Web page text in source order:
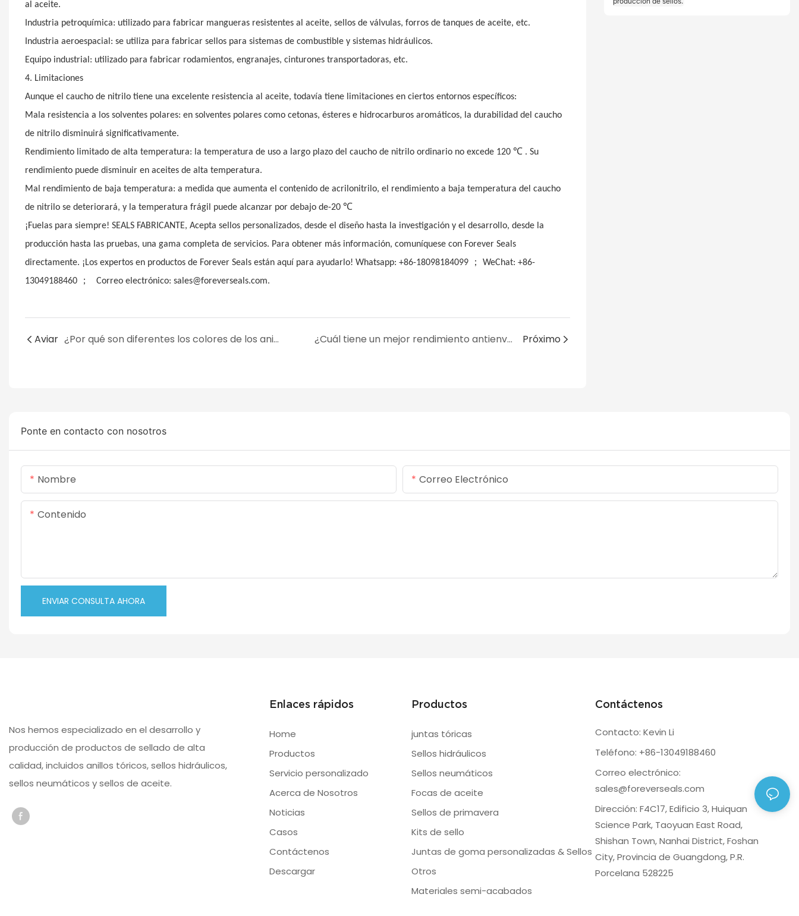
al aceite.
Industria petroquímica: utilizado para fabricar mangueras resistentes al aceite, sellos de válvulas, forros de tanques de aceite, etc.
Industria aeroespacial: se utiliza para fabricar sellos para sistemas de combustible y sistemas hidráulicos.
Equipo industrial: utilizado para fabricar rodamientos, engranajes, cinturones transportadoras, etc.
4. Limitaciones
Aunque el caucho de nitrilo tiene una excelente resistencia al aceite, todavía tiene limitaciones en ciertos entornos específicos:
Mala resistencia a los solventes polares: en solventes polares como cetonas, ésteres e hidrocarburos aromáticos, la durabilidad del caucho
de nitrilo disminuirá significativamente.
Rendimiento limitado de alta temperatura: la temperatura de uso a largo plazo del caucho de nitrilo ordinario no excede 120 ℃ . Su
rendimiento puede disminuir en aceites de alta temperatura.
Mal rendimiento de baja temperatura: a medida que aumenta el contenido de acrilonitrilo, el rendimiento a baja temperatura del caucho
de nitrilo se deteriorará, y la temperatura frágil puede alcanzar por debajo de-20 ℃
¡Fuelas para siempre! SEALS FABRICANTE, Acepta sellos personalizados, desde el diseño hasta la investigación y el desarrollo, desde la
producción hasta las pruebas, una gama completa de servicios. Para obtener más información, comuníquese con Forever Seals
directamente. ¡Los expertos en productos de Forever Seals están aquí para ayudarlo! Whatsapp: +86-18098184099
； WeChat: +86-
13049188460
； Correo electrónico: sales@foreverseals.com.
Aviar ¿Por qué son diferentes los colores de los anillos de sellado? ¿Cuál tiene un mejor rendimiento antienvejecimiento, caucho de perfluoro o caucho de flúor? Próximo
Ponte en contacto con nosotros
Nombre Correo Electrónico
Contenido
ENVIAR CONSULTA AHORA
Nos hemos especializado en el desarrollo y
producción de productos de sellado de alta
calidad, incluidos anillos tóricos, sellos hidráulicos,
sellos neumáticos y sellos de aceite.
Enlaces rápidos
Home
Productos
Servicio personalizado
Acerca de Nosotros
Noticias
Casos
Contáctenos
Descargar
Productos
juntas tóricas
Sellos hidráulicos
Sellos neumáticos
Focas de aceite
Sellos de primavera
Kits de sello
Juntas de goma personalizadas & Sellos
Otros
Materiales semi-acabados
Contáctenos
Contacto: Kevin Li
Teléfono: +86-13049188460
Correo electrónico:
sales@foreverseals.com
Dirección: F4C17, Edificio 3, Huiquan
Science Park, Taoyuan East Road,
Shishan Town, Nanhai District, Foshan
City, Provincia de Guangdong, P.R.
Porcelana 528225